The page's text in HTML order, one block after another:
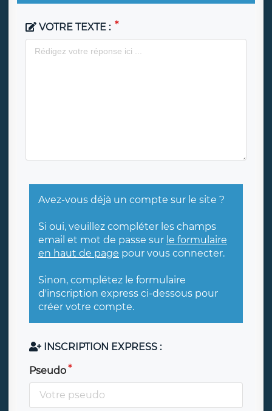
VOTRE TEXTE :
Avez-vous déjà un compte sur le site ?
Si oui, veuillez compléter les champs
email et mot de passe sur le formulaire
en haut de page pour vous connecter.
Sinon, complétez le formulaire
d'inscription express ci-dessous pour
créer votre compte.
INSCRIPTION EXPRESS :
Pseudo